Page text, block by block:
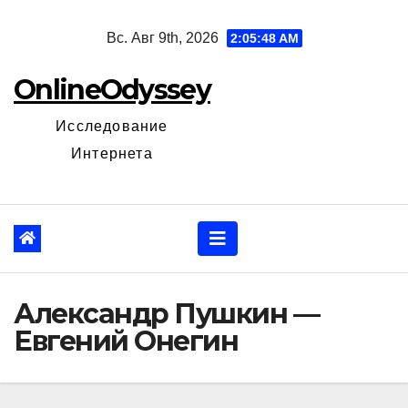
Вс. Авг 9th, 2026 2:05:49 AM
OnlineOdyssey
Исследование
Интернета
Александр Пушкин —
Евгений Онегин